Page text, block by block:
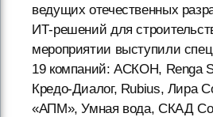
ведущих отечественных
ИТ-решений для
мероприятии выступили
19 компаний: АСКОН, Renga
Кредо-Диалог, Rubius, Лира
«АПМ», Умная вода, СКАД